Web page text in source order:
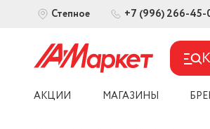
Степное +7 (996) 266-45-
АКЦИИ МАГАЗИНЫ